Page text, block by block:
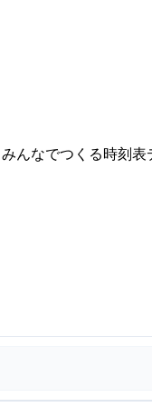
んなでつくる時刻表